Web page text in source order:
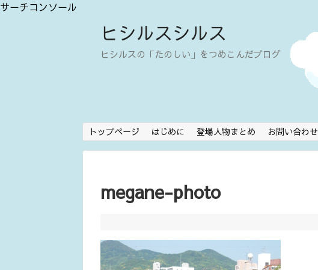
サーチコンソール
ヒシルスシルス
ヒシルスの「たのしい」をつめこんだブログ
トップページ はじめに 登場人物まとめ お問い合わせ
megane-photo